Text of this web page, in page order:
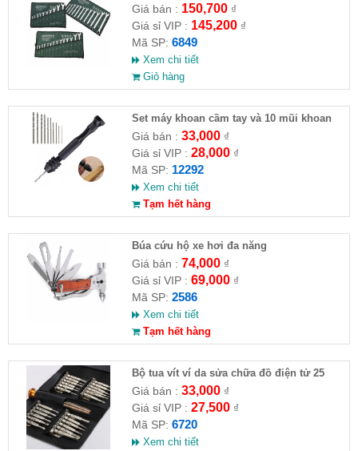
Giá bán : 150,700₫
Giá sỉ VIP : 145,200₫
Mã SP: 6849
Xem chi tiết
Giỏ hàng
Set máy khoan cầm tay và 10 mũi khoan
Giá bán : 33,000₫
Giá sỉ VIP : 28,000₫
Mã SP: 12292
Xem chi tiết
Tạm hết hàng
Búa cứu hộ xe hơi đa năng
Giá bán : 74,000₫
Giá sỉ VIP : 69,000₫
Mã SP: 2586
Xem chi tiết
Tạm hết hàng
Bộ tua vít ví da sửa chữa đồ điện tử 25
đầu ( HĐ )
Giá bán : 33,000₫
Giá sỉ VIP : 27,500₫
Mã SP: 6720
Xem chi tiết